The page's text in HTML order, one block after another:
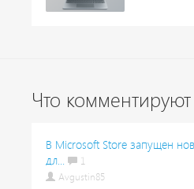
Что комментируют
В Microsoft Store запущен
дл...
1
Avgustin85